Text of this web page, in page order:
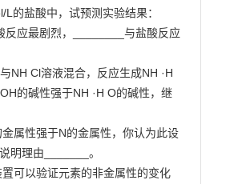
L的盐酸中，试预测实验结果：
反应最剧烈，________与盐酸反应
NH Cl溶液混合，反应生成NH ·H
的碱性强于NH ·H O的碱性，继
属性强于N的金属性，你认为此设
明理由_______。
可以验证元素的非金属性的变化